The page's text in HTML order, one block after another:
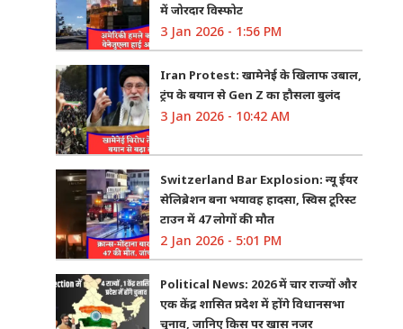
में जोरदार विस्फोट
3 Jan 2026 - 1:56 PM
Iran Protest: खामेनेई के खिलाफ उबाल,
ट्रंप के बयान से Gen Z का हौसला बुलंद
3 Jan 2026 - 10:42 AM
Switzerland Bar Explosion: न्यू ईयर
सेलिब्रेशन बना भयावह हादसा, स्विस टूरिस्ट
टाउन में 47 लोगों की मौत
2 Jan 2026 - 5:01 PM
Political News: 2026 में चार राज्यों और
एक केंद्र शासित प्रदेश में होंगे विधानसभा
चुनाव, जानिए किस पर खास नजर